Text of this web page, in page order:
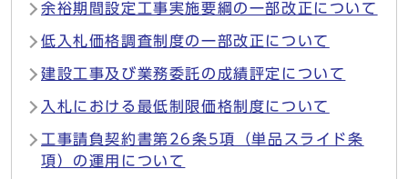
余裕期間設定工事実施要綱の一部改正について
低入札価格調査制度の一部改正について
建設工事及び業務委託の成績評定について
入札における最低制限価格制度について
工事請負契約書第26条5項（単品スライド条
項）の運用について